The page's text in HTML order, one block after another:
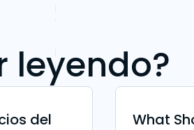
leyendo?
del
What